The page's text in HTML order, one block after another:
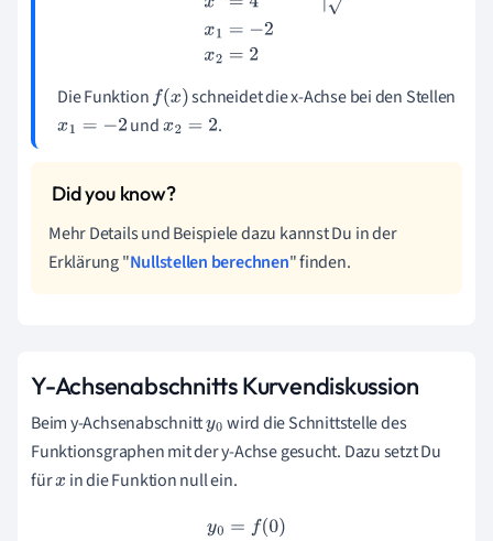
Die Funktionf(x)
schneidet die x-Achse bei den Stellen
x1= −2 undx2= 2 .
Mehr Details und Beispiele dazu kannst Du in der
Erklärung "Nullstellen berechnen" finden.
Y-Achsenabschnitts Kurvendiskussion
Beim y-Achsenabschnitty0 wird die Schnittstelle des
Funktionsgraphen mit der y-Achse gesucht. Dazu setzt Du
fürx in die Funktion null ein.
y 0= f(0)